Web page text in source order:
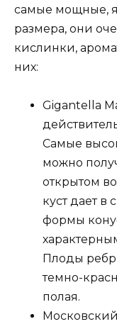
самые мощные,
размера, они
кислинки,
них:
Gigantella
Самые
можно
открытом
куст дает в
формы
Плоды
темно-
полая.